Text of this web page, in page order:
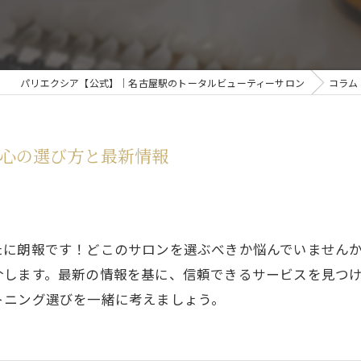
パリエクシア【公式】｜名古屋駅のトータルビューティーサロン コラム
の選び方と最新情報
朗報です！どこのサロンを選ぶべきか悩んでいません
ます。最新の情報を基に、信頼できるサービスを見つ
ング選びを一緒に考えましょう。